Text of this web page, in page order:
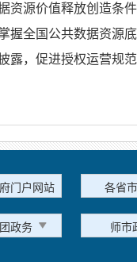
资源价值释放创造条
握全国公共数据资源
露，促进授权运营规
门户网站 各省
政务 师市